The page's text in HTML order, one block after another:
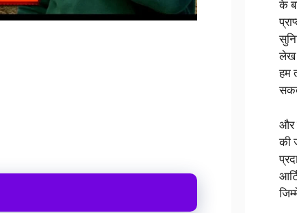
के
लेख
हम
और
की